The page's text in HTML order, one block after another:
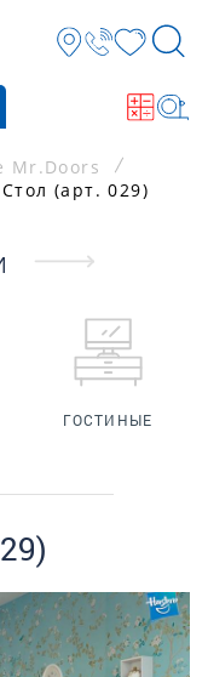
Mr.Doors
Стол (арт. 029)
ГОСТИНЫЕ